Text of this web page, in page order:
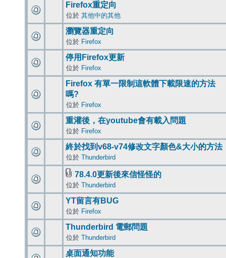
Firefox重定向
位於 其他中的其他
瀏覽器重定向
位於 Firefox
停用Firefox更新
位於 Firefox
Firefox 有單一限制這軟體下載限速的方法
嗎?
位於 Firefox
重灌後，在youtube會有載入問題
位於 Firefox
終於找到v68-v74修改文字顏色&大小的方法
位於 Thunderbird
78.4.0更新後來信怪怪的
位於 Thunderbird
YT留言有BUG
位於 Firefox
Thunderbird 電郵問題
位於 Thunderbird
桌面通知功能